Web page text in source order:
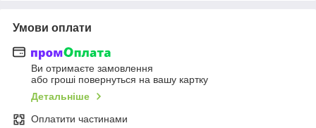
Умови оплати
Ви отримаєте замовлення
або гроші повернуться на вашу картку
Детальніше
Оплатити частинами